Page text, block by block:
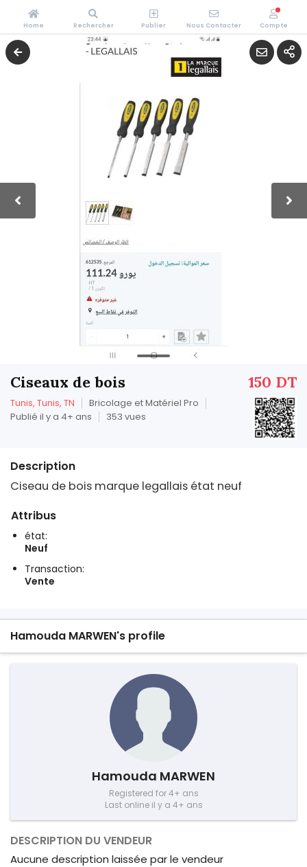
150 DT
Ciseaux de bois
Tunis, Tunis, TN
Bricolage et Matériel Pro
Publié il y a 4+ ans
353 vues
Description
Ciseau de bois marque legallais état neuf
Attribus
état:
Neuf
Transaction:
Vente
Hamouda MARWEN's profile
Hamouda MARWEN
Registered for 4+ ans
Last online il y a 4+ ans
DESCRIPTION DU VENDEUR
Aucune description laissée par le vendeur
Home Rechercher Publier Nous Contacter Compte